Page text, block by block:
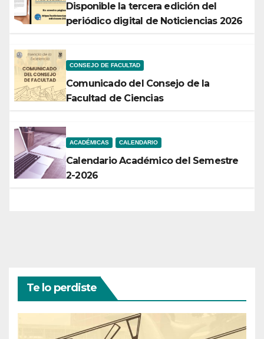
Disponible la tercera edición del
periódico digital de Noticiencias 2026
CONSEJO DE FACULTAD
Comunicado del Consejo de la
Facultad de Ciencias
ACADÉMICAS CALENDARIO
Calendario Académico del Semestre
2-2026
Te lo perdiste